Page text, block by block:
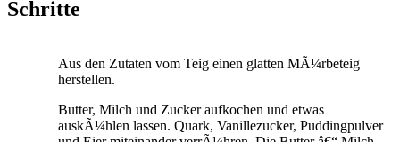
Schritte
Aus den Zutaten vom Teig einen glatten MÃ¼rbeteig
herstellen.
Butter, Milch und Zucker aufkochen und etwas
auskÃ¼hlen lassen. Quark, Vanillezucker, Puddingpulver